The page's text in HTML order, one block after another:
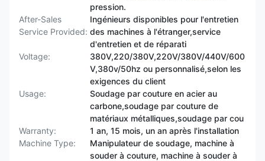
pression.
After-Sales
Service Provided:
Ingénieurs disponibles pour l'entretien
des machines à l'étranger,service
d'entretien et de réparati
Voltage:
380V,220/380V,220V/380V/440V/600
V,380v/50hz ou personnalisé,selon les
exigences du client
Usage:
Soudage par couture en acier au
carbone,soudage par couture de
matériaux métalliques,soudage par cou
Warranty:
1 an, 15 mois, un an après l'installation
Machine Type:
Manipulateur de soudage, machine à
souder à couture, machine à souder à